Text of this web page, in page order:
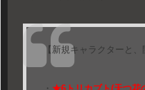
【新規キャラクターと、